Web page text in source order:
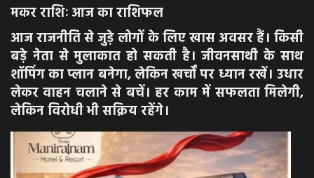
मकर राशिः आज का राशिफल
आज राजनीति से जुड़े लोगों के लिए खास अवसर हैं। किसी
बड़े नेता से मुलाकात हो सकती है। जीवनसाथी के साथ
शॉपिंग का प्लान बनेगा, लेकिन खर्चों पर ध्यान रखें। उधार
लेकर वाहन चलाने से बचें। हर काम में सफलता मिलेगी,
लेकिन विरोधी भी सक्रिय रहेंगे।